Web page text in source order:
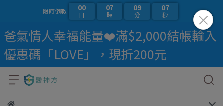
限時倒數 00
日
07
時
09
分
07
秒
爸氣情人幸福能量❤️滿$2,000結帳輸入
優惠碼「LOVE」，現折200元